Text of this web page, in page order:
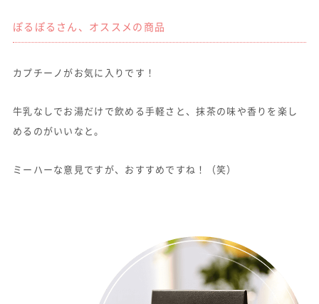
ぽるぽるさん、オススメの商品
カプチーノがお気に入りです！
牛乳なしでお湯だけで飲める手軽さと、抹茶の味や香りを楽し
めるのがいいなと。
ミーハーな意見ですが、おすすめですね！（笑）